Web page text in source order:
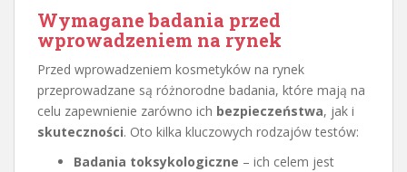
Wymagane badania przed
wprowadzeniem na rynek
Przed wprowadzeniem kosmetyków na rynek
przeprowadzane są różnorodne badania, które mają na
celu zapewnienie zarówno ich bezpieczeństwa, jak i
skuteczności. Oto kilka kluczowych rodzajów testów:
Badania toksykologiczne – ich celem jest